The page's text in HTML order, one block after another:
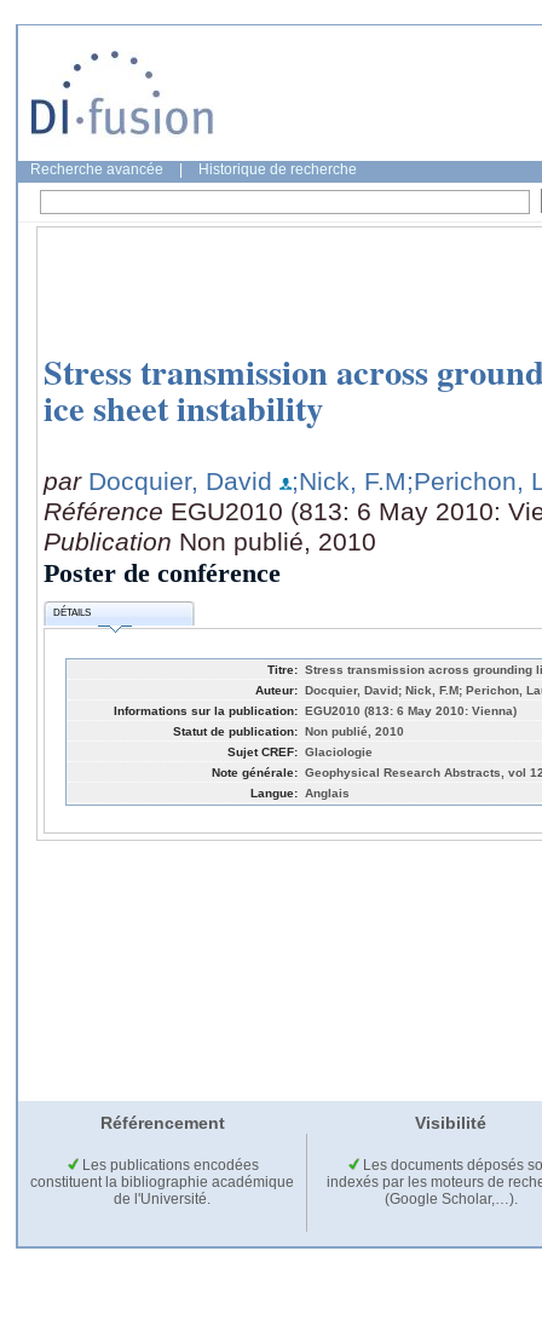
Recherche avancée Historique de recherche
Stress transmission across
ice sheet instability
par Docquier, David ;Nick, F.M;Perichon,
Référence EGU2010 (813: 6 May 2010:
Publication Non publié, 2010
Poster de conférence
DÉTAILS
Titre: Stress transmission across grounding
Auteur: Docquier, David; Nick, F.M; Perichon,
Informations sur la publication: EGU2010 (813: 6 May 2010: Vienna)
Statut de publication: Non publié, 2010
Sujet CREF: Glaciologie
Note générale: Geophysical Research Abstracts, vol
Langue: Anglais
Référencement Visibilité
Les publications encodées
constituent la bibliographie académique
de l'Université.
Les documents déposés
indexés par les moteurs de
(Google Scholar,…).